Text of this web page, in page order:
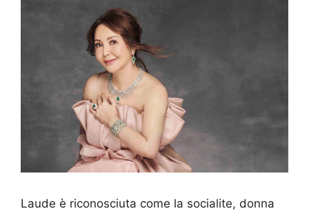
Laude è riconosciuta come la socialite, donna